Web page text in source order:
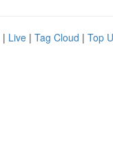
| Live | Tag Cloud | Top